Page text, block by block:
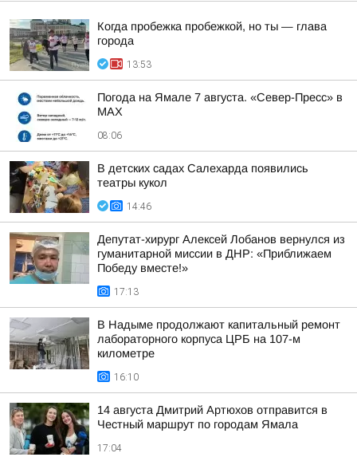
Когда пробежка пробежкой, но ты — глава
города
13:53
Погода на Ямале 7 августа. «Север-Пресс» в
MAX
08:06
В детских садах Салехарда появились
театры кукол
14:46
Депутат-хирург Алексей Лобанов вернулся из
гуманитарной миссии в ДНР: «Приближаем
Победу вместе!»
17:13
В Надыме продолжают капитальный ремонт
лабораторного корпуса ЦРБ на 107-м
километре
16:10
14 августа Дмитрий Артюхов отправится в
Честный маршрут по городам Ямала
17:04